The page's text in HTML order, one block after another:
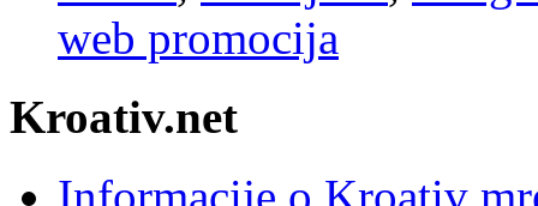
web promocija
Kroativ.net